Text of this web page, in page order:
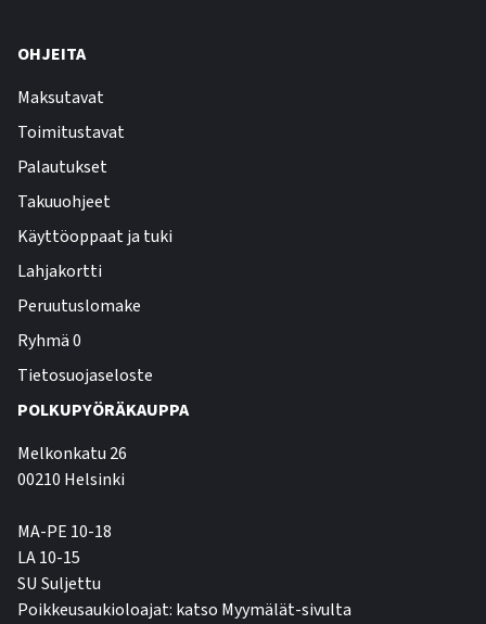
OHJEITA
Maksutavat
Toimitustavat
Palautukset
Takuuohjeet
Käyttöoppaat ja tuki
Lahjakortti
Peruutuslomake
Ryhmä 0
Tietosuojaseloste
POLKUPYÖRÄKAUPPA
Melkonkatu 26
00210 Helsinki
MA-PE 10-18
LA 10-15
SU Suljettu
Poikkeusaukioloajat: katso Myymälät-sivulta